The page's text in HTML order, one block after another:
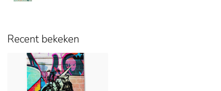
Recent bekeken